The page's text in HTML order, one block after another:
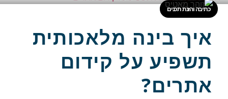
כתיבה והזנת תכנים
איך בינה מלאכותית
תשפיע על קידום
אתרים?